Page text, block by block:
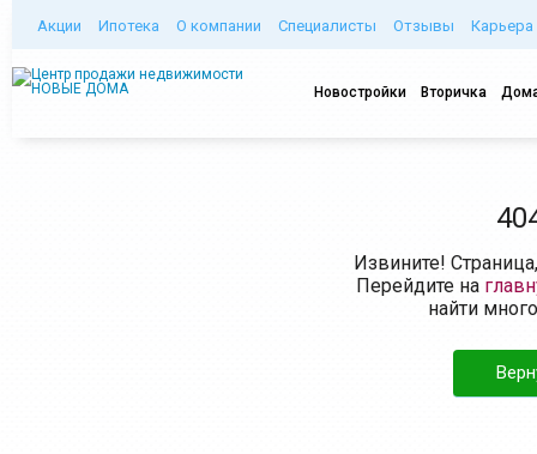
Акции Ипотека О компании Специалисты Отзывы Карьера
Новостройки Вторичка
Извините!
Перейдите на
найти